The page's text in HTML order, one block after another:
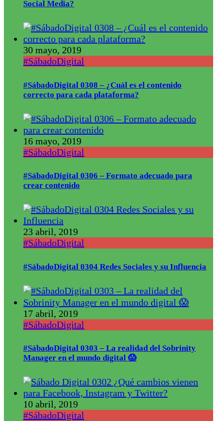
Social Media?
30 mayo, 2019
#SábadoDigital
#SábadoDigital 0308 – ¿Cuál es el contenido
correcto para cada plataforma?
16 mayo, 2019
#SábadoDigital
#SábadoDigital 0306 – Formato adecuado para
crear contenido
23 abril, 2019
#SábadoDigital
#SábadoDigital 0304 Redes Sociales y su Influencia
17 abril, 2019
#SábadoDigital
#SábadoDigital 0303 – La realidad del Sobrinity
Manager en el mundo digital 😱
10 abril, 2019
#SábadoDigital